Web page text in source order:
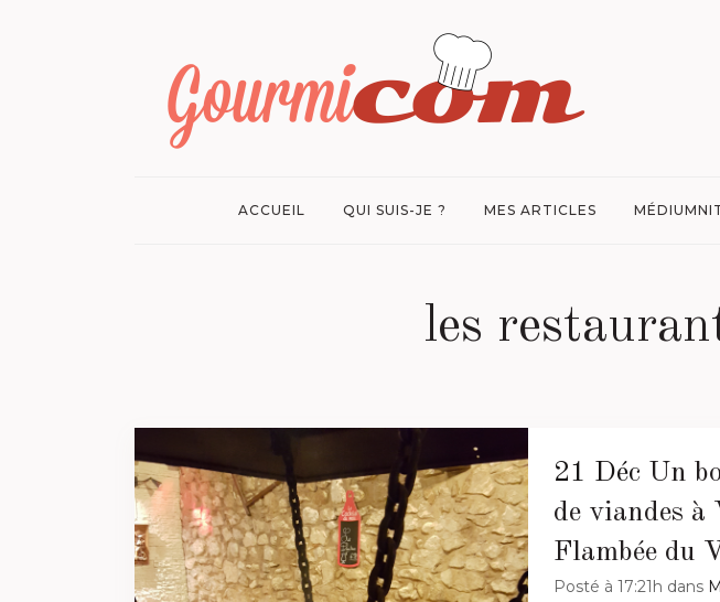
ACCUEIL QUI SUIS-JE ? MES ARTICLES
les
21 Déc Un
de viandes à
Flambée du
Posté à 17:21h dans